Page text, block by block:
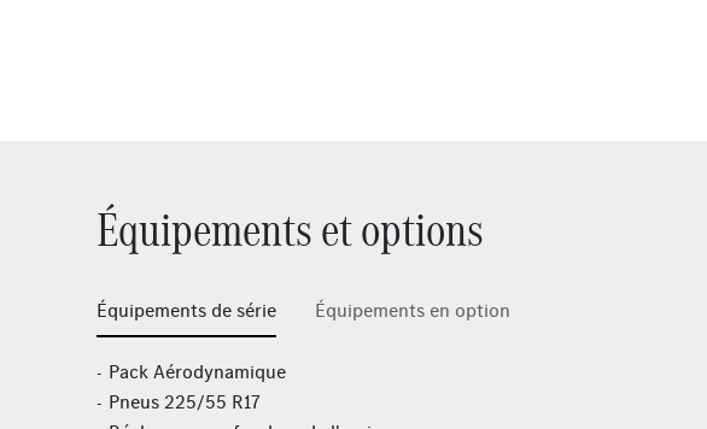
Équipements et options
Équipements de série Équipements en option
Pack Aérodynamique
Pneus 225/55 R17